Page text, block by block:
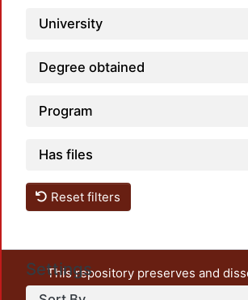
University
Degree obtained
Program
Has files
Reset filters
Settings
This repository preserves and
unrestricted open access, the